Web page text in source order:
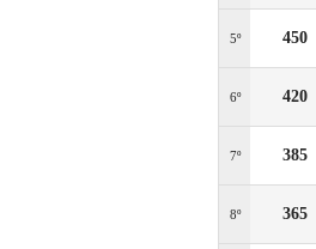
5º 450
6º 420
7º 385
8º 365